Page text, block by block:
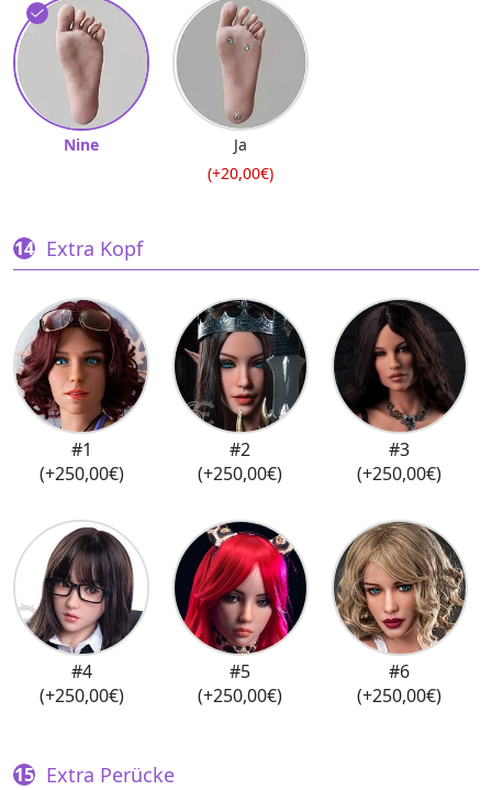
Nine
Ja
(+20,00€)
Extra Kopf
#1
(+250,00€)
#2
(+250,00€)
#3
(+250,00€)
#4
(+250,00€)
#5
(+250,00€)
#6
(+250,00€)
Extra Perücke